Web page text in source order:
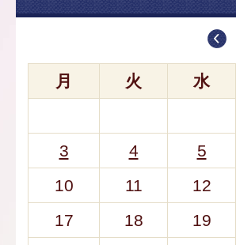
月 火 水
3 4 5
10
11 12
17
18 19